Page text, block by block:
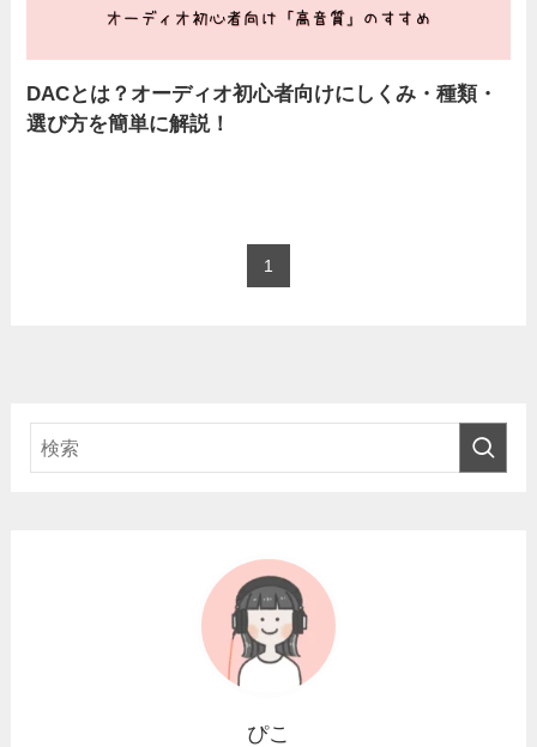
DACとは？オーディオ初心者向けにしくみ・種類・
選び方を簡単に解説！
1
ぴこ